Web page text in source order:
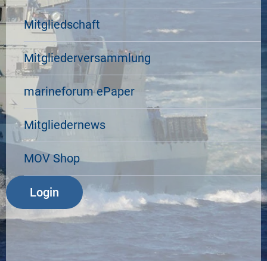
Mitgliedschaft
Mitgliederversammlung
marineforum ePaper
Mitgliedernews
MOV Shop
Login